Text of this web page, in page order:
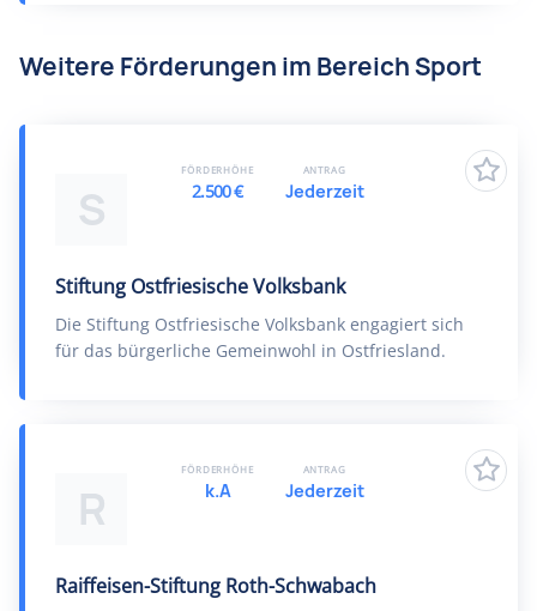
Weitere Förderungen im Bereich Sport
S
Stiftung Ostfriesische Volksbank
Die Stiftung Ostfriesische Volksbank engagiert sich
für das bürgerliche Gemeinwohl in Ostfriesland.
FÖRDERHÖHE
2.500 €
ANTRAG
Jederzeit
R
Raiffeisen-Stiftung Roth-Schwabach
FÖRDERHÖHE
k.A
ANTRAG
Jederzeit